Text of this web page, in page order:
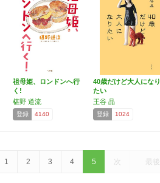
祖母姫、ロンドンへ行
く!
椹野 道流
登録 4140
40歳だけど大人になり
たい
王谷 晶
登録 1024
1 2 3 4 5 次 最後